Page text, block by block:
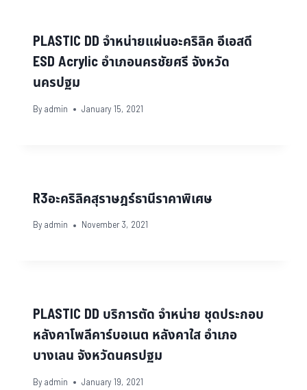
PLASTIC DD จำหน่ายแผ่นอะคริลิค อีเอสดี
ESD Acrylic อำเภอนครชัยศรี จังหวัด
นครปฐม
By admin January 15, 2021
R3อะคริลิคสุราษฎร์ธานีราคาพิเศษ
By admin November 3, 2021
PLASTIC DD บริการตัด จำหน่าย ชุดประกอบ
หลังคาโพลีคาร์บอเนต หลังคาใส อำเภอ
บางเลน จังหวัดนครปฐม
By admin January 19, 2021